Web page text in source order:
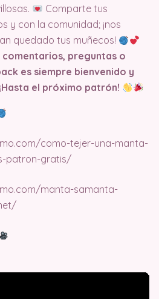
Comparte tus
y con la comunidad; ¡nos
quedado tus muñecos!
comentarios, preguntas o
es siempre bienvenido y
el próximo patrón!
como-tejer-una-manta-
patron-gratis/
manta-samanta-